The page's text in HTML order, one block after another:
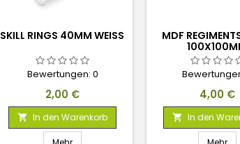
SKILL RINGS 40MM WEISS
Bewertungen: 0
Preis
2,00 €
 In den Warenkorb
MDF
Preis
4,00 €
 In den